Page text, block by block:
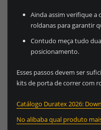
Ainda assim verifique a
roldanas para garantir
Contudo meça tudo
posicionamento.
Esses passos devem ser
kits de porta de correr com
Catálogo Duratex 2026:
No alibaba qual produto